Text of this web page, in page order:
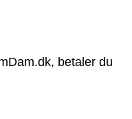
betaler du